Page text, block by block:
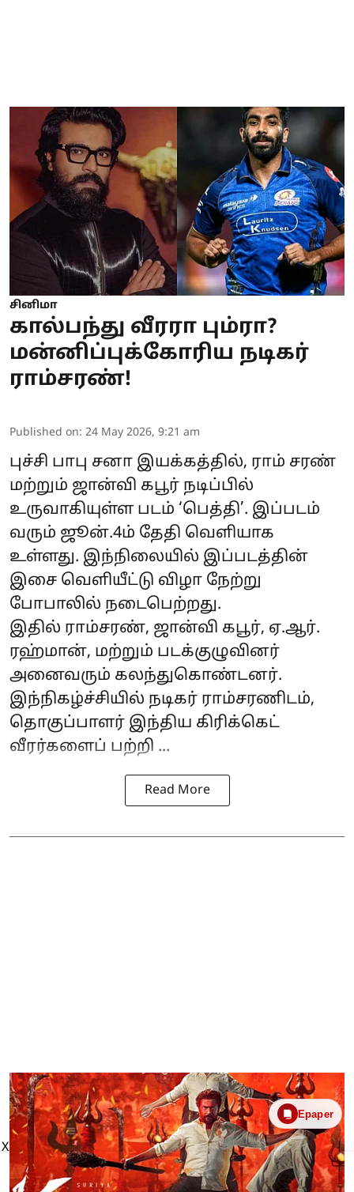
சினிமா
கால்பந்து வீரரா பும்ரா?
மன்னிப்புக்கோரிய நடிகர்
ராம்சரண்!
Published on: 24 May 2026, 9:21 am
புச்சி பாபு சனா இயக்கத்தில், ராம் சரண்
மற்றும் ஜான்வி கபூர் நடிப்பில்
உருவாகியுள்ள படம் ‘பெத்தி’. இப்படம்
வரும் ஜூன்.4ம் தேதி வெளியாக
உள்ளது. இந்நிலையில் இப்படத்தின்
இசை வெளியீட்டு விழா நேற்று
போபாலில் நடைபெற்றது.
இதில் ராம்சரண், ஜான்வி கபூர், ஏ.ஆர்.
ரஹ்மான், மற்றும் படக்குழுவினர்
அனைவரும் கலந்துகொண்டனர்.
இந்நிகழ்ச்சியில் நடிகர் ராம்சரணிடம்,
தொகுப்பாளர் இந்திய கிரிக்கெட்
வீரர்களைப் பற்றி ...
Read More
Epaper
X